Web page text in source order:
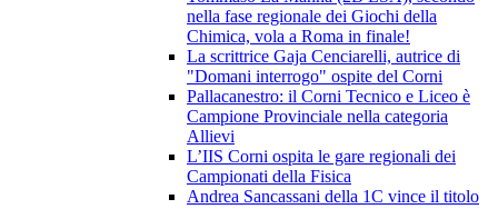
nella fase regionale dei Giochi della
Chimica, vola a Roma in finale!
La scrittrice Gaja Cenciarelli, autrice di
"Domani interrogo" ospite del Corni
Pallacanestro: il Corni Tecnico e Liceo è
Campione Provinciale nella categoria
Allievi
L’IIS Corni ospita le gare regionali dei
Campionati della Fisica
Andrea Sancassani della 1C vince il titolo